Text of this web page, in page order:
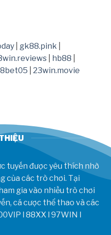
gk88.pink
hb88
23win.movie
tuyến được yêu thích nhờ
của các trò chơi. Tại
gia vào nhiều trò chơi
cá cược thể thao và các
l 88XX l 97WIN l